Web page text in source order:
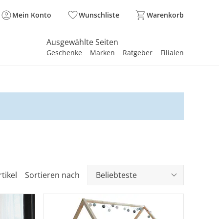
Mein Konto Wunschliste Warenkorb
Ausgewählte Seiten
Geschenke Marken Ratgeber Filialen
Sortieren nach